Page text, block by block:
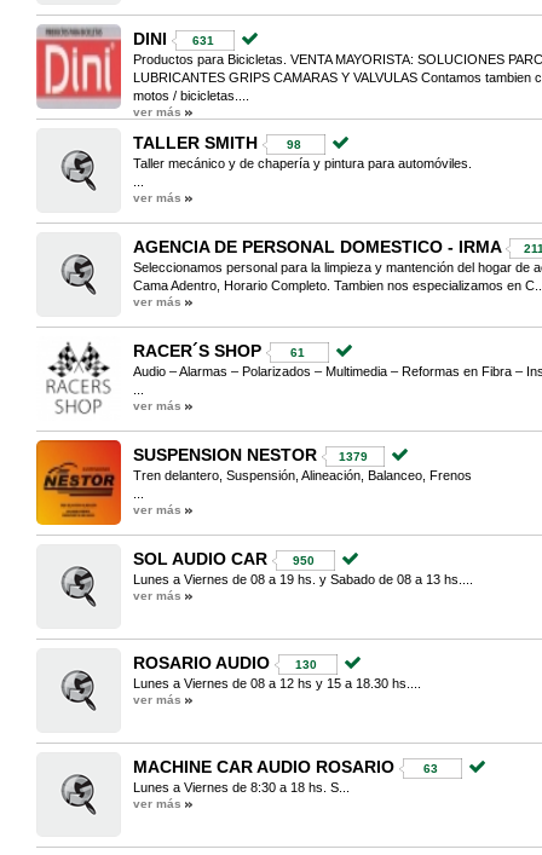
DINI 631
Productos para Bicicletas. VENTA MAYORISTA: SOLUCIONES
LUBRICANTES GRIPS CAMARAS Y VALVULAS Contamos
motos / bicicletas....
ver más
TALLER SMITH 98
Taller mecánico y de chapería y pintura para automóviles.
ver más
AGENCIA DE PERSONAL DOMESTICO - IRMA
Seleccionamos personal para la limpieza y mantención del hogar de
Cama Adentro, Horario Completo. Tambien nos especializamos en
ver más
RACER´S SHOP 61
Audio – Alarmas – Polarizados – Multimedia – Reformas en Fibra –
ver más
SUSPENSION NESTOR 1379
Tren delantero, Suspensión, Alineación, Balanceo, Frenos
ver más
SOL AUDIO CAR 950
Lunes a Viernes de 08 a 19 hs. y Sabado de 08 a 13 hs....
ver más
ROSARIO AUDIO 130
Lunes a Viernes de 08 a 12 hs y 15 a 18.30 hs....
ver más
MACHINE CAR AUDIO ROSARIO 63
Lunes a Viernes de 8:30 a 18 hs. S...
ver más